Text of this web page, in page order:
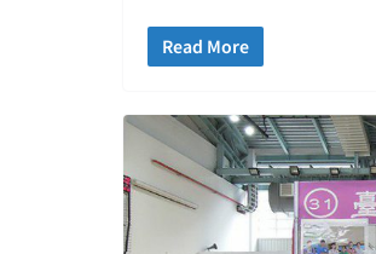
Read More